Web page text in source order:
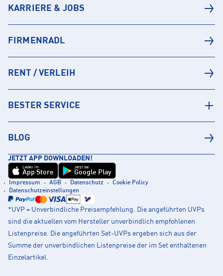
KARRIERE & JOBS
FIRMENRADL
RENT / VERLEIH
BESTER SERVICE
BLOG
JETZT APP DOWNLOADEN!
Laden im
App Store
Jetzt bei
Google Play
Impressum AGB Datenschutz
Cookie Policy
Datenschutzeinstellungen
*UVP = Unverbindliche Preisempfehlung. Die angeführten UVPs
sind die aktuellen vom Hersteller unverbindlich empfohlenen
Listenpreise. Die angeführten Set-UVPs ergeben sich aus der
Summe der unverbindlichen Listenpreise der im Set enthaltenen
Einzelartikel.